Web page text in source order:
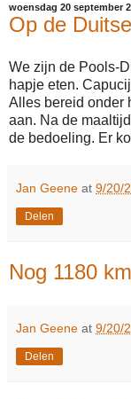
woensdag 20 september
Op de
We zijn de Pools-
hapje eten.
Alles bereid onder
aan. Na de
de bedoeling. Er
Jan Geene at 9/20/
Delen
Nog 1180
Jan Geene at 9/20/
Delen